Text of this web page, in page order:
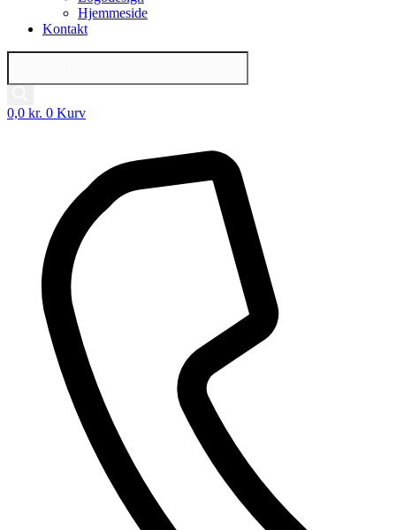
Hjemmeside
Kontakt
Products
0,0 kr. 0 Kurv